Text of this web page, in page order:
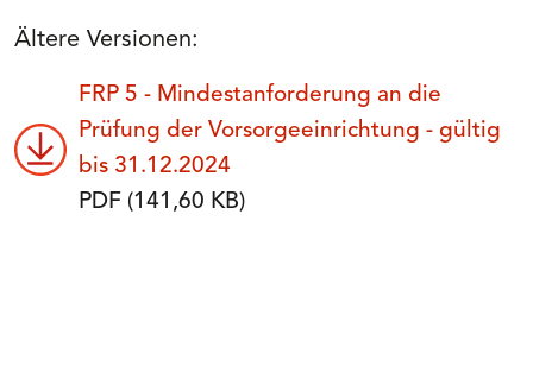
Ältere Versionen:
FRP 5 - Mindestanforderung an die
Prüfung der Vorsorgeeinrichtung - gültig
bis 31.12.2024
PDF (141,60 KB)